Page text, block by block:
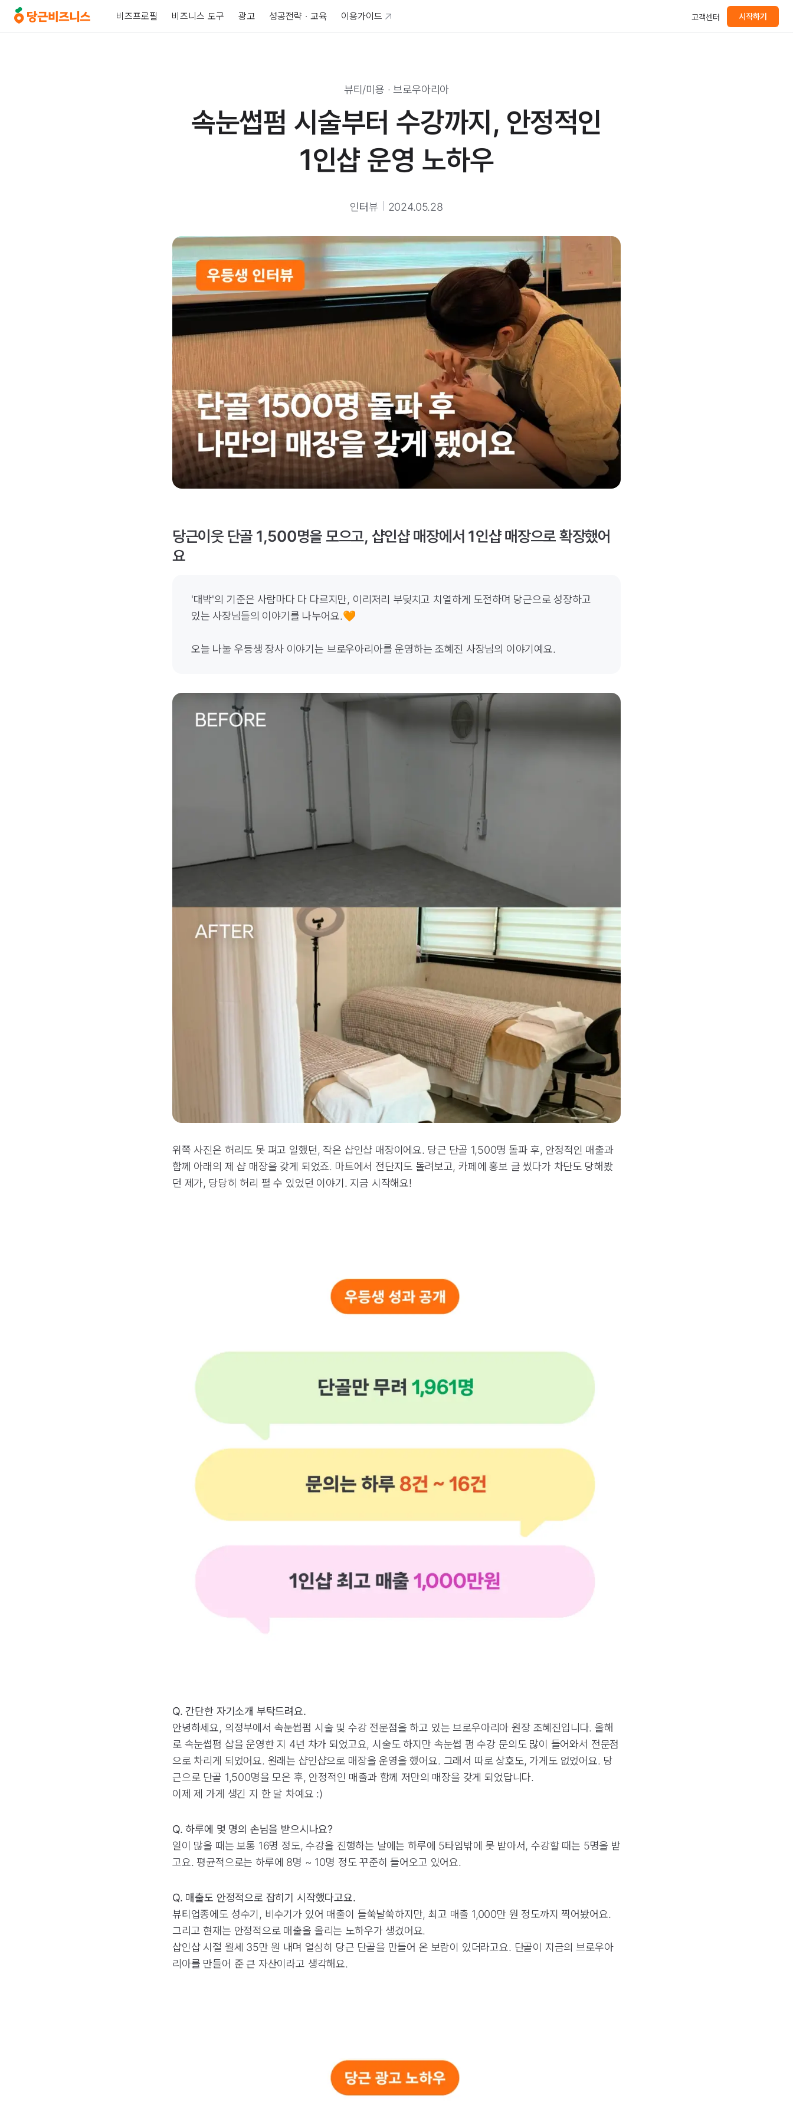
비즈프로필 비즈니스 도구 광고 성공전략 · 교육 이용가이드 고객센터 시작하기
뷰티/미용 ·브로우아리아
속눈썹펌 시술부터 수강까지, 안정적인
1인샵 운영 노하우
인터뷰 2024.05.28
당근이웃 단골 1,500명을 모으고, 샵인샵 매장에서 1인샵 매장으로 확장했어
요
'대박'의 기준은 사람마다 다 다르지만, 이리저리 부딪치고 치열하게 도전하며 당근으로 성장하고
있는 사장님들의 이야기를 나누어요.🧡
오늘 나눌 우등생 장사 이야기는 브로우아리아를 운영하는 조혜진 사장님의 이야기예요.
위쪽 사진은 허리도 못 펴고 일했던, 작은 샵인샵 매장이에요. 당근 단골 1,500명 돌파 후, 안정적인 매출과
함께 아래의 제 샵 매장을 갖게 되었죠. 마트에서 전단지도 돌려보고, 카페에 홍보 글 썼다가 차단도 당해봤
던 제가, 당당히 허리 펼 수 있었던 이야기. 지금 시작해요!
Q. 간단한 자기소개 부탁드려요.
안녕하세요, 의정부에서 속눈썹펌 시술 및 수강 전문점을 하고 있는 브로우아리아 원장 조혜진입니다. 올해
로 속눈썹펌 샵을 운영한 지 4년 차가 되었고요, 시술도 하지만 속눈썹 펌 수강 문의도 많이 들어와서 전문점
으로 차리게 되었어요. 원래는 샵인샵으로 매장을 운영을 했어요. 그래서 따로 상호도, 가게도 없었어요. 당
근으로 단골 1,500명을 모은 후, 안정적인 매출과 함께 저만의 매장을 갖게 되었답니다.
이제 제 가게 생긴 지 한 달 차예요 :)
Q. 하루에 몇 명의 손님을 받으시나요?
일이 많을 때는 보통 16명 정도, 수강을 진행하는 날에는 하루에 5타임밖에 못 받아서, 수강할 때는 5명을 받
고요. 평균적으로는 하루에 8명 ~ 10명 정도 꾸준히 들어오고 있어요.
Q. 매출도 안정적으로 잡히기 시작했다고요.
뷰티업종에도 성수기, 비수기가 있어 매출이 들쑥날쑥하지만, 최고 매출 1,000만 원 정도까지 찍어봤어요.
그리고 현재는 안정적으로 매출을 올리는 노하우가 생겼어요.
샵인샵 시절 월세 35만 원 내며 열심히 당근 단골을 만들어 온 보람이 있더라고요. 단골이 지금의 브로우아
리아를 만들어 준 큰 자산이라고 생각해요.